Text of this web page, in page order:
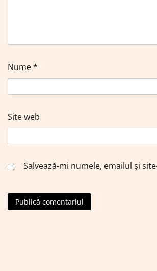
Nume*
Site web
Salvează-mi numele, emailul și